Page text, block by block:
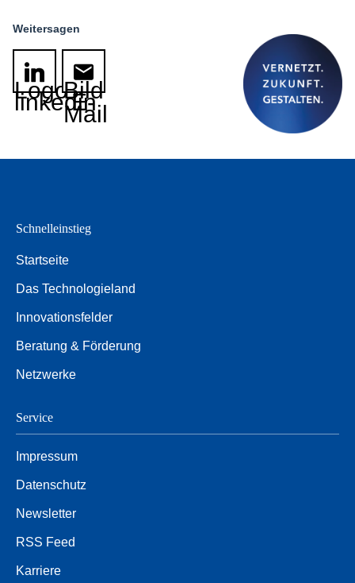
Weitersagen
Logo
linkedin
Bild
E-
Mail
Schnelleinstieg
Startseite
Das Technologieland
Innovationsfelder
Beratung & Förderung
Netzwerke
Service
Impressum
Datenschutz
Newsletter
RSS Feed
Karriere